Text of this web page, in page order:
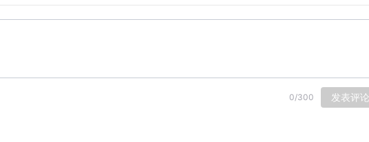
0/300 发表评论